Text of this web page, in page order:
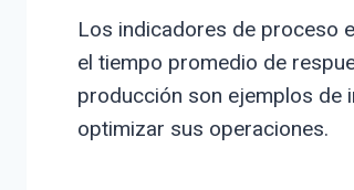
Los indicadores de proceso
el tiempo promedio de
producción son ejemplos de
optimizar sus operaciones.